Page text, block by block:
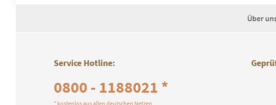
Über
Service Hotline:
0800 - 1188021 *
* kostenlos aus allen deutschen Netzen